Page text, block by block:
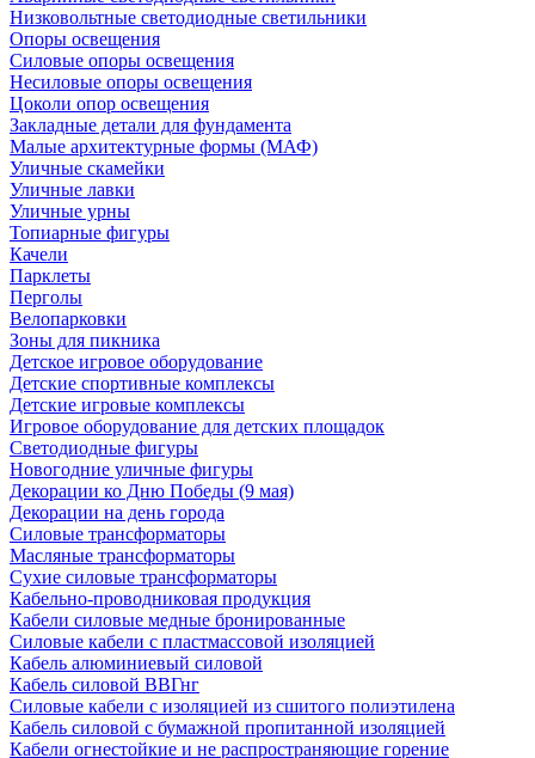
Низковольтные светодиодные светильники
Опоры освещения
Силовые опоры освещения
Несиловые опоры освещения
Цоколи опор освещения
Закладные детали для фундамента
Малые архитектурные формы (МАФ)
Уличные скамейки
Уличные лавки
Уличные урны
Топиарные фигуры
Качели
Парклеты
Перголы
Велопарковки
Зоны для пикника
Детское игровое оборудование
Детские спортивные комплексы
Детские игровые комплексы
Игровое оборудование для детских площадок
Светодиодные фигуры
Новогодние уличные фигуры
Декорации ко Дню Победы (9 мая)
Декорации на день города
Силовые трансформаторы
Масляные трансформаторы
Сухие силовые трансформаторы
Кабельно-проводниковая продукция
Кабели силовые медные бронированные
Силовые кабели с пластмассовой изоляцией
Кабель алюминиевый силовой
Кабель силовой ВВГнг
Силовые кабели с изоляцией из сшитого полиэтилена
Кабель силовой с бумажной пропитанной изоляцией
Кабели огнестойкие и не распространяющие горение